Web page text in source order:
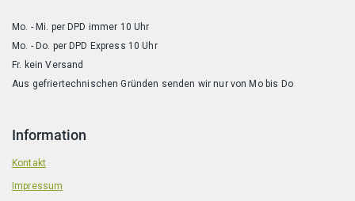
Mo. - Mi. per DPD immer 10 Uhr
Mo. - Do. per DPD Express 10 Uhr
Fr. kein Versand
Aus gefriertechnischen Gründen senden wir nur von Mo bis Do
Information
Kontakt
Impressum